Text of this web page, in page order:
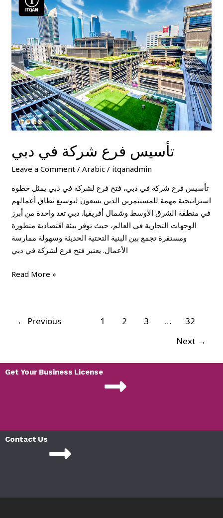
تأسيس فرع شركة في دبي
Leave a Comment /Arabic / itqanadmin
تأسيس فرع شركة في دبي، فتح فرع لشركة في دبي يمثل خطوة
استراتيجية مهمة للمستثمرين الذين يسعون لتوسيع نطاق أعمالهم
في منطقة الشرق الأوسط وشمال أفريقيا. دبي تعد واحدة من أبرز
الوجهات التجارية في العالم، حيث توفر بيئة اقتصادية متطورة
ومستقرة تجمع بين البنية التحتية الحديثة وسهولة ممارسة
الأعمال. يعتبر فتح فرع لشركة في دبي
فرع
شركة
دبي
Read More »
← Previous 1 2 3 …
32
Next →
Get Your Business License
Contact Us